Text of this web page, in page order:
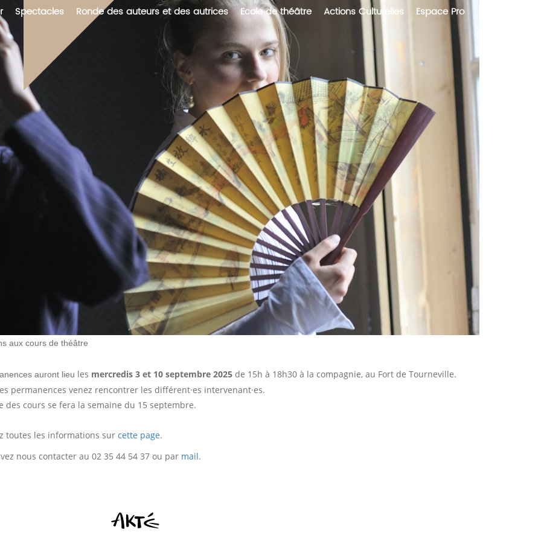
Spectacles Ronde des auteurs et des autrices Ecole de théâtre Actions Culturelles Espace Pro
aux cours de théâtre
auront lieu les mercredis 3 et 10 septembre 2025 de 15h à 18h30 à la compagnie, au Fort de Tourneville.
permanences venez rencontrer les différent·es intervenant·es.
des cours se fera la semaine du 15 septembre.
toutes les informations sur cette page.
nous contacter au 02 35 44 54 37 ou par mail.